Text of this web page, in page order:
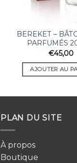
BEREKET –
PARFUMÉS
€45,00
AJOUTER AU
PLAN DU SITE
À propos
Boutique